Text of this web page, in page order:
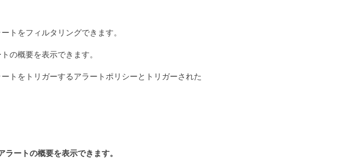
トをフィルタリングできます。
の概要を表示できます。
トをトリガーするアラートポリシーとトリガーされた
ートの概要を表示できます。